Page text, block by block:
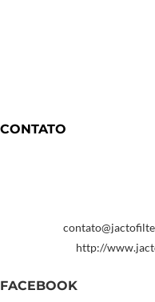
CONTATO
http://
FACEBOOK